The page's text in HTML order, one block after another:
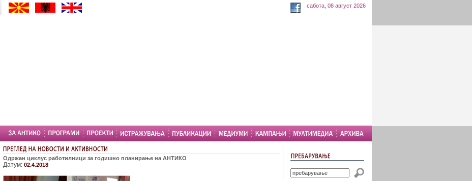
сабота, 08 август 2026
Одржан циклус работилници за годишно планирање на АНТИКО
Датум: 02.4.2018